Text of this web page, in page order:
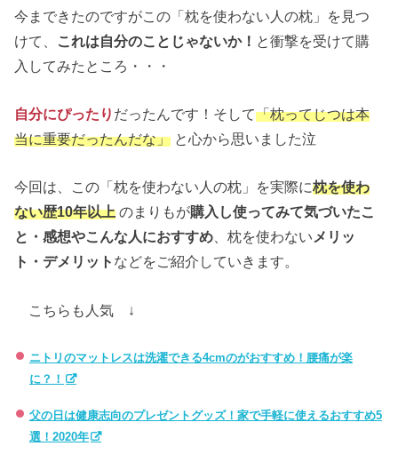
今まできたのですがこの「枕を使わない人の枕」を見つ
けて、 これは自分のことじゃないか！ と衝撃を受けて購
入してみたところ・・・
自分にぴったり だったんです！そして「枕ってじつは本
当に重要だったんだな」 と心から思いました泣
今回は、この「枕を使わない人の枕」を実際に枕を使わ
ない歴10年以上 のまりもが購入し使ってみて気づいたこ
と・感想やこんな人におすすめ 、枕を使わない メリッ
ト・デメリット などをご紹介していきます。
こちらも人気 ↓
ニトリのマットレスは洗濯できる4cmのがおすすめ！腰痛が楽
に？！
父の日は健康志向のプレゼントグッズ！家で手軽に使えるおすすめ5
選！2020年